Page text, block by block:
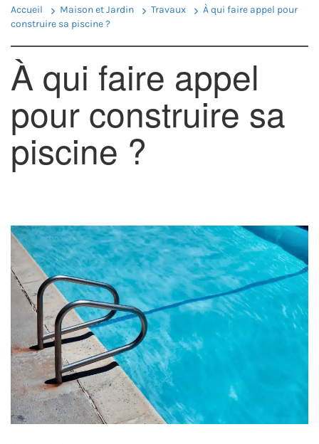
Accueil Maison et Jardin Travaux
À qui faire appel pour
construire sa piscine ?
À qui faire appel
pour construire sa
piscine ?